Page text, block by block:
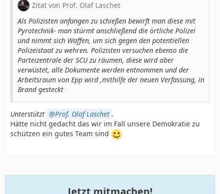
Zitat von Prof. Olaf Laschet
Als Polizisten anfangen zu schießen bewirft man diese mit
Pyrotechnik- man stürmt anschließend die örtliche Polizei
und nimmt sich Waffen, um sich gegen den potentiellen
Polizeistaat zu wehren. Polizisten versuchen ebenso die
Parteizentrale der SCU zu räumen, diese wird aber
verwüstet, alle Dokumente werden entnommen und der
Arbeitsraum von Epp wird ,mithilfe der neuen Verfassung, in
Brand gesteckt
Unterstützt Prof. Olaf Laschet .
Hätte nicht gedacht das wir im Fall unsere Demokratie zu
schützen ein gutes Team sind
Jetzt mitmachen!